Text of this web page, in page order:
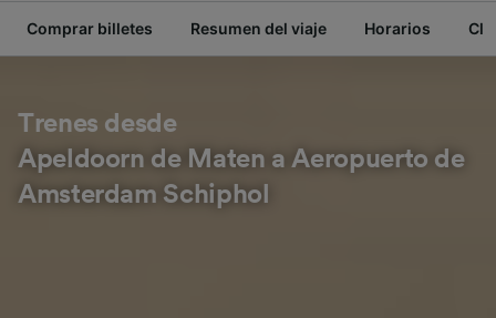
Comprar billetes Resumen del viaje Horarios
Trenes desde
Apeldoorn de Maten a Aeropuerto de
Amsterdam Schiphol